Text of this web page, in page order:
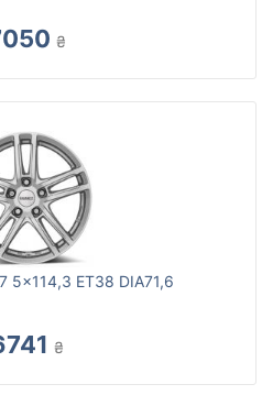
₴
5x114,3 ET38 DIA71,6
₴